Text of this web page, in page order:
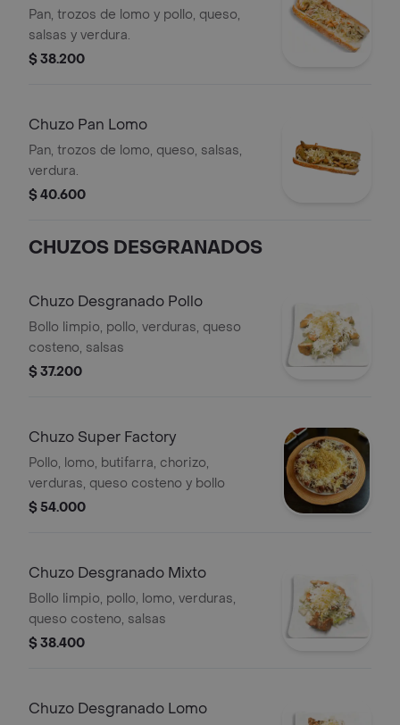
Pan, trozos de lomo y pollo, queso,
salsas y verdura.
$ 38.200
Chuzo Pan Lomo
Pan, trozos de lomo, queso, salsas,
verdura.
$ 40.600
CHUZOS DESGRANADOS
Chuzo Desgranado Pollo
Bollo limpio, pollo, verduras, queso
costeno, salsas
$ 37.200
Chuzo Super Factory
Pollo, lomo, butifarra, chorizo,
verduras, queso costeno y bollo
$ 54.000
Chuzo Desgranado Mixto
Bollo limpio, pollo, lomo, verduras,
queso costeno, salsas
$ 38.400
Chuzo Desgranado Lomo